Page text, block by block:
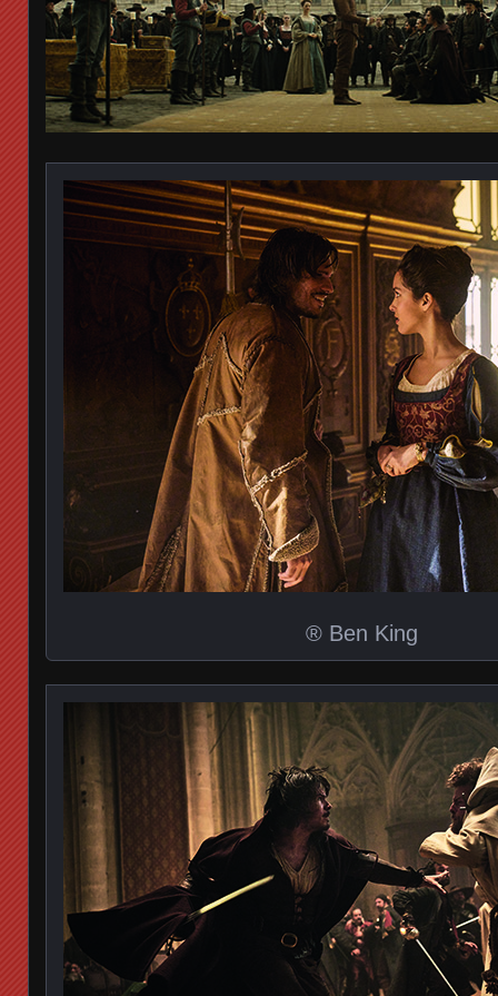
® Ben King